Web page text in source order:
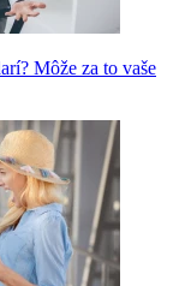
Môže za to vaše